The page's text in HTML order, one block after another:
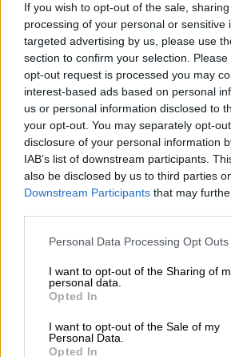
If you wish to opt-out of the sale,
processing of your personal or sensitive
targeted advertising by us, please use
section to confirm your selection.
opt-out request is processed you may
interest-based ads based on personal
us or personal information disclosed to
your opt-out. You may separately opt-
disclosure of your personal information
IAB’s list of downstream participants.
also be disclosed by us to third parties
Downstream Participants that may
Please note that this website/app uses
not limited to your visit or usage
grant or deny consent to Google and its
use your data for below specified
consent section.
Personal Data Processing Opt Outs
I want to opt-out of the Sharing of
personal data.
Opted In
I want to opt-out of the Sale of my
Personal Data.
Opted In
προσθέτοντας: «Δεν σας
πλέον κύριε Μητσοτάκη
κοινωνία. Και δυστυχώς -
σας πιστεύει κανείς και
Αναφέρθηκε στηδιαδοχική
προσώπων στο υπουργείο
Ανάπτυξης και στον
«Έχετε αλλάξει 5 Υπουργούς
Ανάπτυξης και 6
δεν γνώριζε ο κ.
στον ΟΠΕΚΕΠΕ;»
Παρέθεσε τιςκαταγγελίες
προέδρου του Οργανισμού,
παρατυπίες στην κατανομή